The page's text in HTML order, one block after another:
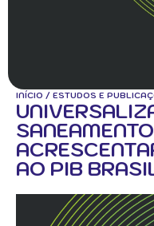
INÍCIO / ESTUDOS E
AO PIB